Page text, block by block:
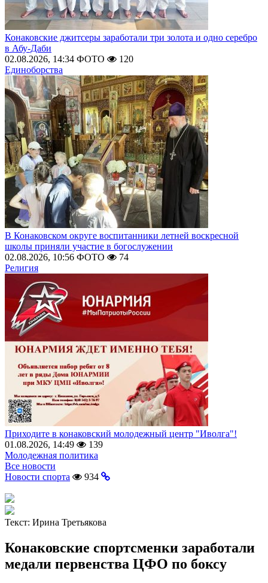
Конаковские джитсеры заработали три золота и одно серебро
в Абу-Даби
02.08.2026, 14:34 ФОТО
120
Единоборства
В Конаковском округе воспитанники летней воскресной
школы приняли участие в богослужении
02.08.2026, 10:56 ФОТО
74
Религия
Приходите в конаковский молодежный центр "Иволга"!
01.08.2026, 14:49
139
Молодежная политика
Все новости
Новости спорта
934
Текст: Ирина Третьякова
Конаковские спортсменки заработали
медали первенства ЦФО по боксу